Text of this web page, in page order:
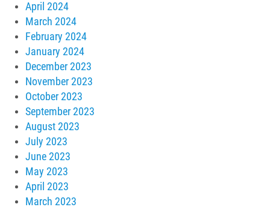
April 2024
March 2024
February 2024
January 2024
December 2023
November 2023
October 2023
September 2023
August 2023
July 2023
June 2023
May 2023
April 2023
March 2023